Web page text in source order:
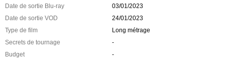
Date de sortie Blu-ray
03/01/2023
Date de sortie VOD
24/01/2023
Type de film
Long métrage
Secrets de tournage
-
Budget
-